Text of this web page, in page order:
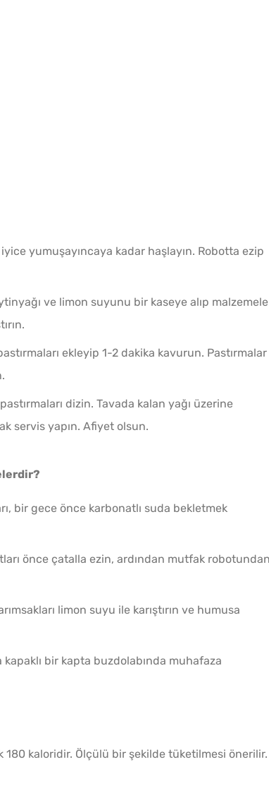
yumuşayıncaya kadar haşlayın. Robotta ezip
ve limon suyunu bir kaseye alıp
ekleyip 1-2 dakika kavurun. Pastırmalar
dizin. Tavada kalan yağı üzerine
servis yapın. Afiyet olsun.
bir gece önce karbonatlı suda bekletmek
önce çatalla ezin, ardından mutfak
limon suyu ile karıştırın ve humusa
kapaklı bir kapta buzdolabında muhafaza
180 kaloridir. Ölçülü bir şekilde tüketilmesi önerilir.